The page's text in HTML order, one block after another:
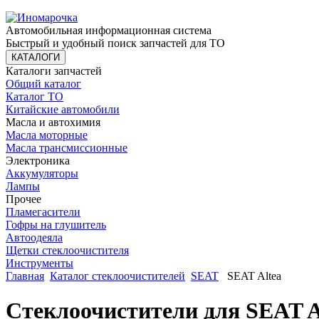
Автомобильная информационная система
Быстрый и удобный поиск запчастей для ТО
КАТАЛОГИ
Каталоги запчастей
Общий каталог
Каталог ТО
Китайские автомобили
Масла и автохимия
Масла моторные
Масла трансмиссионные
Электроника
Аккумуляторы
Лампы
Прочее
Пламегасители
Гофры на глушитель
Автоодеяла
Щетки стеклоочистителя
Инструменты
Главная Каталог стеклоочистителей SEAT SEAT Altea
Стеклоочистители для SEAT